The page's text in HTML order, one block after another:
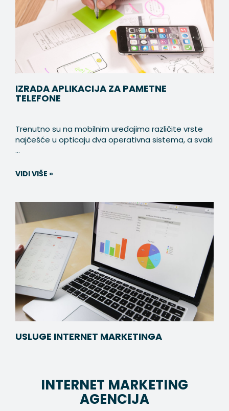
IZRADA APLIKACIJA ZA PAMETNE
TELEFONE
Trenutno su na mobilnim uređajima različite vrste
najčešće u opticaju dva operativna sistema, a svaki
...
VIDI VIŠE »
USLUGE INTERNET MARKETINGA
INTERNET MARKETING
AGENCIJA